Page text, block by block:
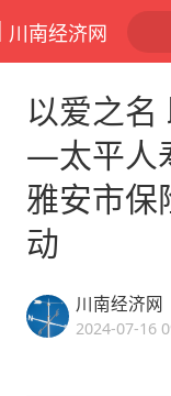
川南经济网
以爱之名
—太平人
雅安市保
动
川南经济网
2024-07-16